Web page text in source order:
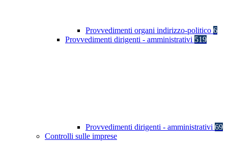
Provvedimenti organi indirizzo-politico 6
Provvedimenti dirigenti - amministrativi 519
Provvedimenti dirigenti - amministrativi 69
Controlli sulle imprese